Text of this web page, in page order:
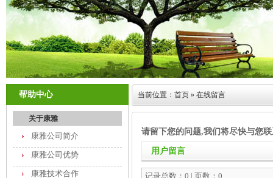
帮助中心
关于康雅
康雅公司简介
康雅公司优势
康雅技术合作
当前位置： 首页 » 在线留言
请留下您的问题,我们将尽快与您
用户留言
记录总数：0 | 页数：0